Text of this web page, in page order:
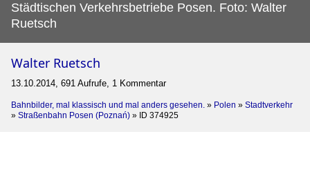
Städtischen Verkehrsbetriebe Posen. Foto: Walter
Ruetsch
Walter Ruetsch
13.10.2014, 691 Aufrufe, 1 Kommentar
Bahnbilder, mal klassisch und mal anders gesehen. » Polen » Stadtverkehr
» Straßenbahn Posen (Poznań) » ID 374925